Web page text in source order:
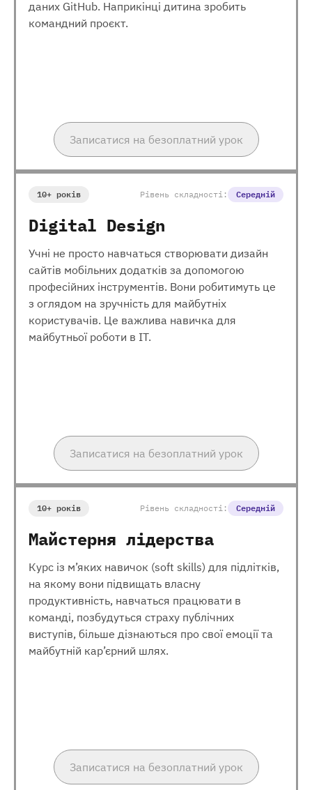
даних GitHub. Наприкінці дитина зробить
командний проєкт.
Записатися на безоплатний урок
10+ років Рівень складності: Середній
Digital Design
Учні не просто навчаться створювати дизайн
сайтів мобільних додатків за допомогою
професійних інструментів. Вони робитимуть це
з оглядом на зручність для майбутніх
користувачів. Це важлива навичка для
майбутньої роботи в ІТ.
Записатися на безоплатний урок
10+ років Рівень складності: Середній
Майстерня лідерства
Курс із м’яких навичок (soft skills) для підлітків,
на якому вони підвищать власну
продуктивність, навчаться працювати в
команді, позбудуться страху публічних
виступів, більше дізнаються про свої емоції та
майбутній кар’єрний шлях.
Записатися на безоплатний урок